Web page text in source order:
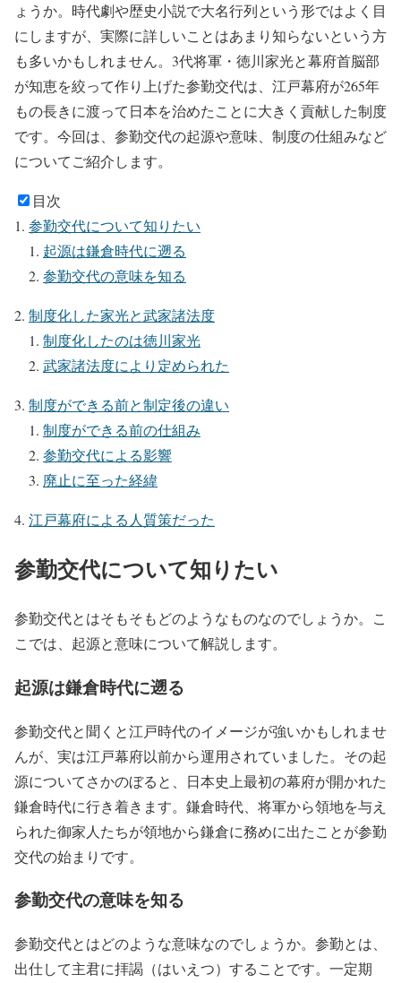
ょうか。時代劇や歴史小説で大名行列という形ではよく目
にしますが、実際に詳しいことはあまり知らないという方
も多いかもしれません。3代将軍・徳川家光と幕府首脳部
が知恵を絞って作り上げた参勤交代は、江戸幕府が265年
もの長きに渡って日本を治めたことに大きく貢献した制度
です。今回は、参勤交代の起源や意味、制度の仕組みなど
についてご紹介します。
目次
参勤交代について知りたい
起源は鎌倉時代に遡る
参勤交代の意味を知る
制度化した家光と武家諸法度
制度化したのは徳川家光
武家諸法度により定められた
制度ができる前と制定後の違い
制度ができる前の仕組み
参勤交代による影響
廃止に至った経緯
江戸幕府による人質策だった
参勤交代について知りたい
参勤交代とはそもそもどのようなものなのでしょうか。こ
こでは、起源と意味について解説します。
起源は鎌倉時代に遡る
参勤交代と聞くと江戸時代のイメージが強いかもしれませ
んが、実は江戸幕府以前から運用されていました。その起
源についてさかのぼると、日本史上最初の幕府が開かれた
鎌倉時代に行き着きます。鎌倉時代、将軍から領地を与え
られた御家人たちが領地から鎌倉に務めに出たことが参勤
交代の始まりです。
参勤交代の意味を知る
参勤交代とはどのような意味なのでしょうか。参勤とは、
出仕して主君に拝謁（はいえつ）することです。一定期